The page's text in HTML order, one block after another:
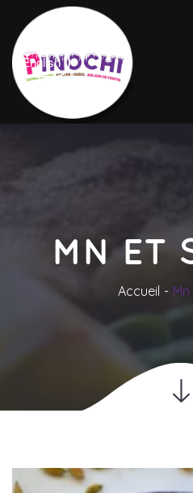
English
MN ET
Accueil